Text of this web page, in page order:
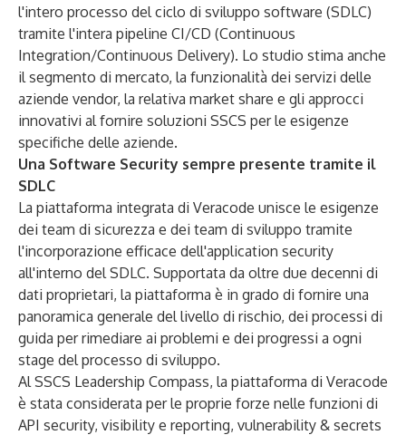
l'intero processo del ciclo di sviluppo software (SDLC)
tramite l'intera pipeline CI/CD (Continuous
Integration/Continuous Delivery). Lo studio stima anche
il segmento di mercato, la funzionalità dei servizi delle
aziende vendor, la relativa market share e gli approcci
innovativi al fornire soluzioni SSCS per le esigenze
specifiche delle aziende.
Una Software Security sempre presente tramite il
SDLC
La piattaforma integrata di Veracode unisce le esigenze
dei team di sicurezza e dei team di sviluppo tramite
l'incorporazione efficace dell'application security
all'interno del SDLC. Supportata da oltre due decenni di
dati proprietari, la piattaforma è in grado di fornire una
panoramica generale del livello di rischio, dei processi di
guida per rimediare ai problemi e dei progressi a ogni
stage del processo di sviluppo.
Al SSCS Leadership Compass, la piattaforma di Veracode
è stata considerata per le proprie forze nelle funzioni di
API security, visibility e reporting, vulnerability & secrets